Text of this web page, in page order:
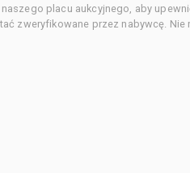
placu aukcyjnego, aby
zweryfikowane przez nabywcę.